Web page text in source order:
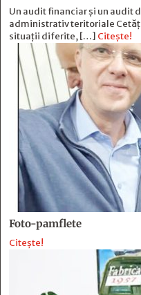
Un audit financiar și un audit
administrativ teritoriale
situații diferite, […] Citește!
Foto-pamflete
Citește!